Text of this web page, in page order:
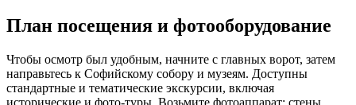
План посещения и фотооборудование
Чтобы осмотр был удобным, начните с главных ворот, затем
направьтесь к Софийскому собору и музеям. Доступны
стандартные и тематические экскурсии, включая
исторические и фото-туры. Возьмите фотоаппарат: стены,